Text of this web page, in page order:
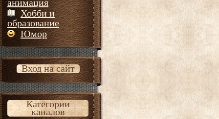
анимация
Хобби и
образование
Юмор
Вход на сайт
Категории
каналов